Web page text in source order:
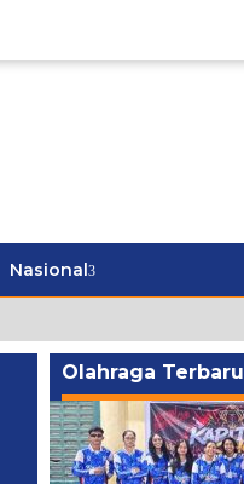
Nasional
Olahraga Terbaru